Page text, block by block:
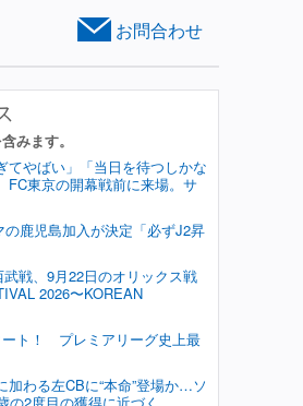
お問合わせ
みます。
てやばい」「当日を待つしかな
FC東京の開幕戦前に来場。サ
の鹿児島加入が決定「必ずJ2昇
戦、9月22日のオリックス戦
2026〜KOREAN
ト！ プレミアリーグ史上最
わる左CBに“本命”登場か…ソ